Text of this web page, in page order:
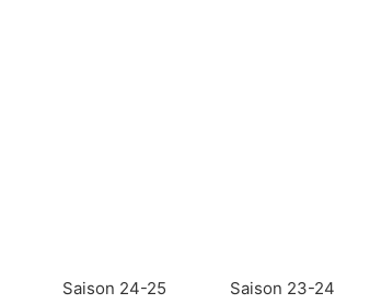
Saison 24-25 Saison 23-24